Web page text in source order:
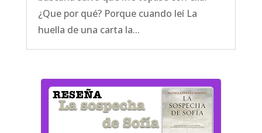
¿Que por qué? Porque cuando leí La
huella de una carta la...